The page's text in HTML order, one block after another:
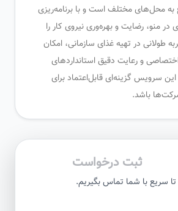
مختلف است و با برنامه‌ریزی
رضایت و بهره‌وری نیروی کار را
در تهیه غذای سازمانی، امکان
رعایت دقیق استانداردهای
گزینه‌ای قابل‌اعتماد برای
ثبت درخواست
با شما تماس بگیریم.